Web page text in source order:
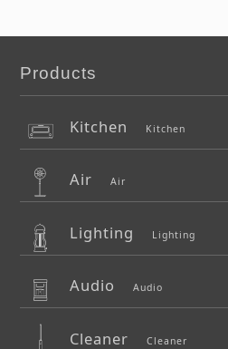
Products
Kitchen Kitchen
Air Air
Lighting Lighting
Audio Audio
Cleaner Cleaner